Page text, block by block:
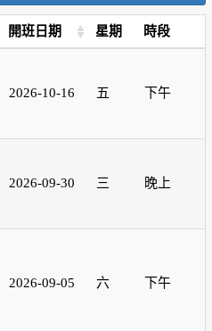
開班日期 星期 時段
2026-10-16 五 下午
2026-09-30 三 晚上
2026-09-05 六 下午